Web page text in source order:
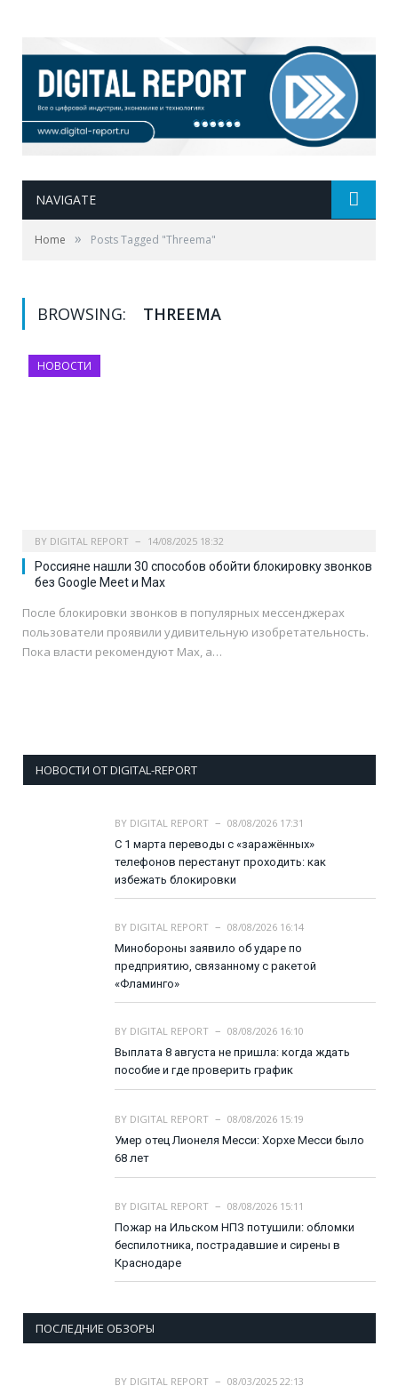
NAVIGATE
Home » Posts Tagged "Threema"
BROWSING: THREEMA
НОВОСТИ
BY DIGITAL REPORT 14/08/2025 18:32
Россияне нашли 30 способов обойти блокировку звонков
без Google Meet и Max
После блокировки звонков в популярных мессенджерах
пользователи проявили удивительную изобретательность.
Пока власти рекомендуют Max, а…
НОВОСТИ ОТ DIGITAL-REPORT
BY DIGITAL REPORT
08/08/2026 17:31
С 1 марта переводы с «заражённых»
телефонов перестанут проходить: как
избежать блокировки
BY DIGITAL REPORT
08/08/2026 16:14
Минобороны заявило об ударе по
предприятию, связанному с ракетой
«Фламинго»
BY DIGITAL REPORT
08/08/2026 16:10
Выплата 8 августа не пришла: когда ждать
пособие и где проверить график
BY DIGITAL REPORT
08/08/2026 15:19
Умер отец Лионеля Месси: Хорхе Месси было
68 лет
BY DIGITAL REPORT
08/08/2026 15:11
Пожар на Ильском НПЗ потушили: обломки
беспилотника, пострадавшие и сирены в
Краснодаре
ПОСЛЕДНИЕ ОБЗОРЫ
BY DIGITAL REPORT
08/03/2025 22:13